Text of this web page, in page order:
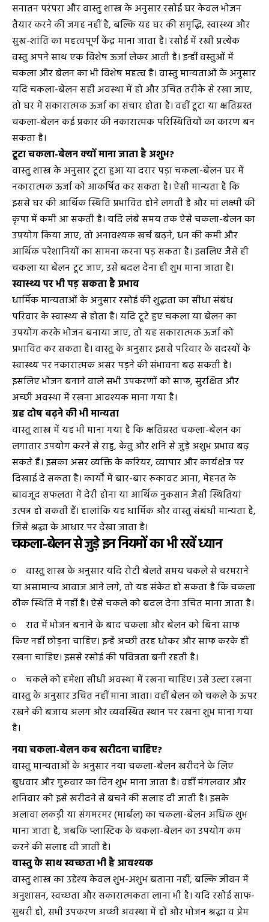
सनातन परंपरा और वास्तु शास्त्र के अनुसार रसोई घर केवल भोजन
तैयार करने की जगह नहीं है, बल्कि यह घर की समृद्धि, स्वास्थ्य और
सुख-शांति का महत्वपूर्ण केंद्र माना जाता है। रसोई में रखी प्रत्येक
वस्तु अपने साथ एक विशेष ऊर्जा लेकर आती है। इन्हीं वस्तुओं में
चकला और बेलन का भी विशेष महत्व है। वास्तु मान्यताओं के अनुसार
यदि चकला-बेलन सही अवस्था में हो और उचित तरीके से रखा जाए,
तो घर में सकारात्मक ऊर्जा का संचार होता है। वहीं टूटा या क्षतिग्रस्त
चकला-बेलन कई प्रकार की नकारात्मक परिस्थितियों का कारण बन
सकता है।
टूटा चकला-बेलन क्यों माना जाता है अशुभ?
वास्तु शास्त्र के अनुसार टूटा हुआ या दरार पड़ा चकला-बेलन घर में
नकारात्मक ऊर्जा को आकर्षित कर सकता है। ऐसी मान्यता है कि
इससे घर की आर्थिक स्थिति प्रभावित होने लगती है और मां लक्ष्मी की
कृपा में कमी आ सकती है। यदि लंबे समय तक ऐसे चकला-बेलन का
उपयोग किया जाए, तो अनावश्यक खर्च बढ़ने, धन की कमी और
आर्थिक परेशानियों का सामना करना पड़ सकता है। इसलिए जैसे ही
चकला या बेलन टूट जाए, उसे बदल देना ही शुभ माना जाता है।
स्वास्थ्य पर भी पड़ सकता है प्रभाव
धार्मिक मान्यताओं के अनुसार रसोई की शुद्धता का सीधा संबंध
परिवार के स्वास्थ्य से होता है। यदि टूटे हुए चकला या बेलन का
उपयोग करके भोजन बनाया जाए, तो यह सकारात्मक ऊर्जा को
प्रभावित कर सकता है। वास्तु के अनुसार इससे परिवार के सदस्यों के
स्वास्थ्य पर नकारात्मक असर पड़ने की संभावना बढ़ सकती है।
इसलिए भोजन बनाने वाले सभी उपकरणों को साफ, सुरक्षित और
अच्छी अवस्था में रखना आवश्यक माना गया है।
ग्रह दोष बढ़ने की भी मान्यता
वास्तु शास्त्र में यह भी माना गया है कि क्षतिग्रस्त चकला-बेलन का
लगातार उपयोग करने से राहु, केतु और शनि से जुड़े अशुभ प्रभाव बढ़
सकते हैं। इसका असर व्यक्ति के करियर, व्यापार और कार्यक्षेत्र पर
दिखाई दे सकता है। कार्यों में बार-बार रुकावट आना, मेहनत के
बावजूद सफलता में देरी होना या आर्थिक नुकसान जैसी स्थितियां
उत्पन्न हो सकती हैं। हालांकि यह धार्मिक और वास्तु संबंधी मान्यता है,
जिसे श्रद्धा के आधार पर देखा जाता है।
चकला-बेलन से जुड़े इन नियमों का भी रखें ध्यान
वास्तु शास्त्र के अनुसार यदि रोटी बेलते समय चकले से चरमराने
या असामान्य आवाज आने लगे, तो यह संकेत हो सकता है कि चकला
ठीक स्थिति में नहीं है। ऐसे चकले को बदल देना उचित माना जाता है।
रात में भोजन बनाने के बाद चकला और बेलन को बिना साफ
किए नहीं छोड़ना चाहिए। इन्हें अच्छी तरह धोकर और साफ करके ही
रखना चाहिए। इससे रसोई की पवित्रता बनी रहती है।
चकले को हमेशा सीधी अवस्था में रखना चाहिए। उसे उल्टा रखना
वास्तु के अनुसार उचित नहीं माना जाता। वहीं बेलन को चकले के ऊपर
रखने की बजाय अलग और व्यवस्थित स्थान पर रखना शुभ माना गया
है।
नया चकला-बेलन कब खरीदना चाहिए?
वास्तु मान्यताओं के अनुसार नया चकला-बेलन खरीदने के लिए
बुधवार और गुरुवार का दिन शुभ माना जाता है। वहीं मंगलवार और
शनिवार को इसे खरीदने से बचने की सलाह दी जाती है। इसके
अलावा लकड़ी या संगमरमर (मार्बल) का चकला-बेलन अधिक शुभ
माना जाता है, जबकि प्लास्टिक के चकला-बेलन का उपयोग कम
करने की सलाह दी जाती है।
वास्तु के साथ स्वच्छता भी है आवश्यक
वास्तु शास्त्र का उद्देश्य केवल शुभ-अशुभ बताना नहीं, बल्कि जीवन में
अनुशासन, स्वच्छता और सकारात्मकता लाना भी है। यदि रसोई साफ-
सुथरी हो, सभी उपकरण अच्छी अवस्था में हों और भोजन श्रद्धा व प्रेम